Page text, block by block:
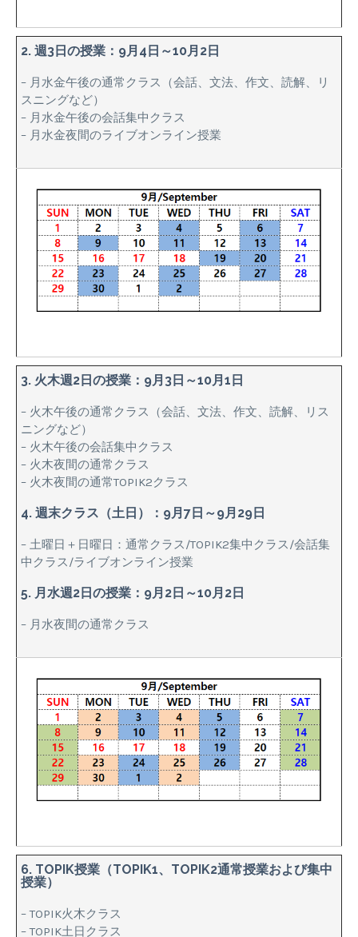
2. 週3日の授業：9月4日～10月2日
– 月水金午後の通常クラス（会話、文法、作文、読解、リ
スニングなど）
– 月水金午後の会話集中クラス
– 月水金夜間のライブオンライン授業
3. 火木週2日の授業：9月3日～10月1日
– 火木午後の通常クラス（会話、文法、作文、読解、リス
ニングなど）
– 火木午後の会話集中クラス
– 火木夜間の通常クラス
– 火木夜間の通常TOPIK2クラス
4. 週末クラス（土日）：9月7日～9月29日
– 土曜日＋日曜日：通常クラス/TOPIK2集中クラス/会話集
中クラス/ライブオンライン授業
5. 月水週2日の授業：9月2日～10月2日
– 月水夜間の通常クラス
6. TOPIK授業（TOPIK1、TOPIK2通常授業および集中
授業）
– TOPIK火木クラス
– TOPIK土日クラス